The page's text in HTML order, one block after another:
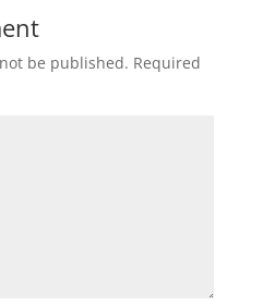
be published. Required